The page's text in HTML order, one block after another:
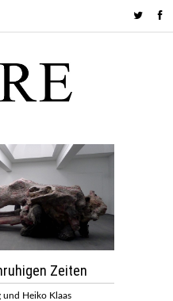
Zeiten
und Heiko Klaas